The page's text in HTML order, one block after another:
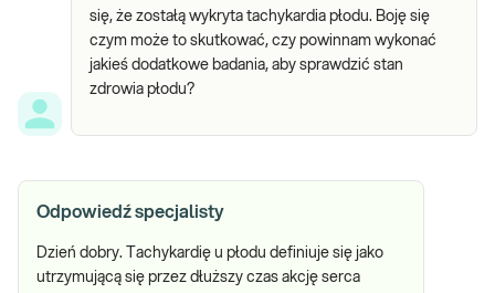
się, że zostałą wykryta tachykardia płodu. Boję się
czym może to skutkować, czy powinnam wykonać
jakieś dodatkowe badania, aby sprawdzić stan
zdrowia płodu?
Odpowiedź specjalisty
Dzień dobry. Tachykardię u płodu definiuje się jako
utrzymującą się przez dłuższy czas akcję serca